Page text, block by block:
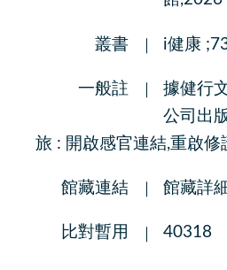
叢書 i健康
一般註
據健行
公司出
旅 : 開啟感官連結,重啟修
館藏連結 館藏詳
比對暫用 40318